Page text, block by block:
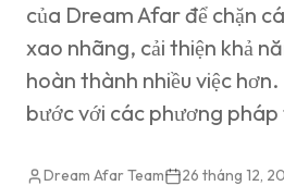
của Dream Afar để chặn
xao nhãng, cải thiện khả
hoàn thành nhiều việc
bước với các phương
Dream Afar Team 26 tháng 12,